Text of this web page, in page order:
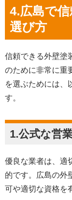
4.広島で
選び方
信頼できる外壁塗
のために非常に重
を選ぶためには、
す。
1.公式な営
優良な業者は、適
的です。広島の外
可や適切な資格を